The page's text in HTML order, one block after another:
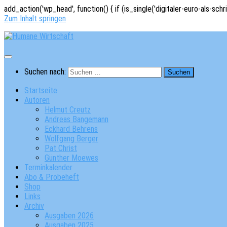
add_action('wp_head', function() { if (is_single('digitaler-euro-als-
Zum Inhalt springen
Suchen nach:
Startseite
Autoren
Helmut Creutz
Andreas Bangemann
Eckhard Behrens
Wolfgang Berger
Pat Christ
Günther Moewes
Terminkalender
Abo & Probeheft
Shop
Links
Archiv
Ausgaben 2026